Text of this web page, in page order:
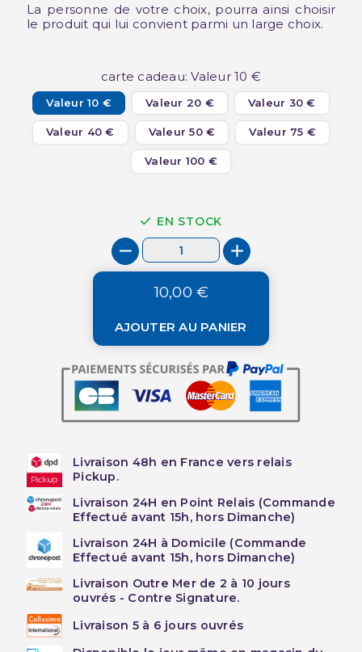
La personne de votre choix, pourra ainsi choisir
le produit qui lui convient parmi un large choix.
carte cadeau: Valeur 10 €
Valeur 10 € Valeur 20 € Valeur 30 €
Valeur 40 € Valeur 50 € Valeur 75 €
Valeur 100 €
EN STOCK
10,00 €
AJOUTER AU PANIER
Livraison 48h en France vers relais
Pickup.
Livraison 24H en Point Relais (Commande
Effectué avant 15h, hors Dimanche)
Livraison 24H à Domicile (Commande
Effectué avant 15h, hors Dimanche)
Livraison Outre Mer de 2 à 10 jours
ouvrés - Contre Signature.
Livraison 5 à 6 jours ouvrés